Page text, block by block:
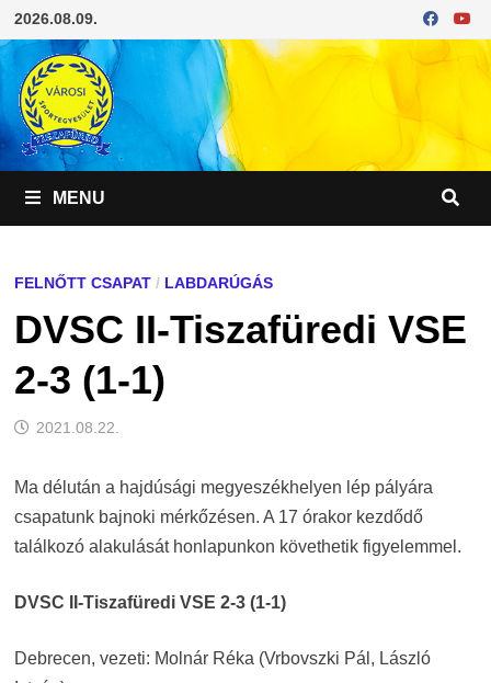
Skip
to
content
2026.08.09.
MENU
FELNŐTT CSAPAT/ LABDARÚGÁS
DVSC II-Tiszafüredi VSE
2-3 (1-1)
2021.08.22.
Ma délután a hajdúsági megyeszékhelyen lép pályára
csapatunk bajnoki mérkőzésen. A 17 órakor kezdődő
találkozó alakulását honlapunkon követhetik figyelemmel.
DVSC II-Tiszafüredi VSE 2-3 (1-1)
Debrecen, vezeti: Molnár Réka (Vrbovszki Pál, László